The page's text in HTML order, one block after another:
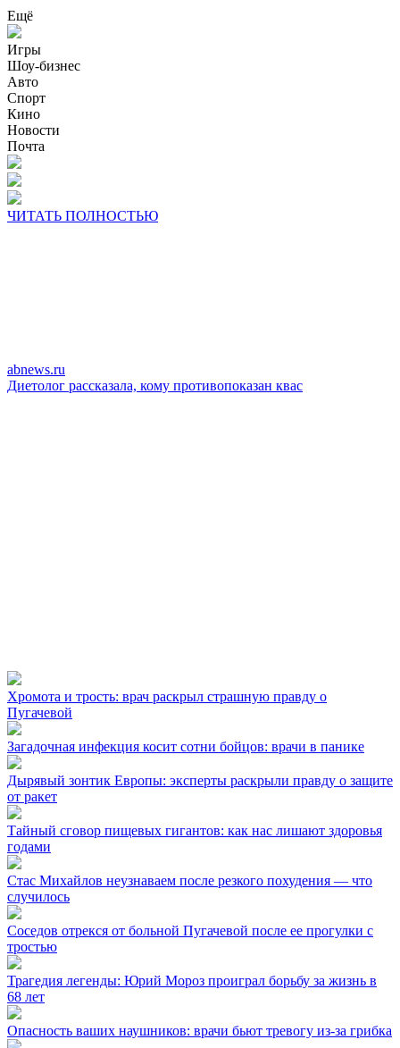
Ещё
Игры
Шоу-бизнес
Авто
Спорт
Кино
Новости
Почта
ЧИТАТЬ ПОЛНОСТЬЮ
abnews.ru
Диетолог рассказала, кому противопоказан квас
Хромота и трость: врач раскрыл страшную правду о
Пугачевой
Загадочная инфекция косит сотни бойцов: врачи в панике
Дырявый зонтик Европы: эксперты раскрыли правду о защите
от ракет
Тайный сговор пищевых гигантов: как нас лишают здоровья
годами
Стас Михайлов неузнаваем после резкого похудения — что
случилось
Соседов отрекся от больной Пугачевой после ее прогулки с
тростью
Трагедия легенды: Юрий Мороз проиграл борьбу за жизнь в
68 лет
Опасность ваших наушников: врачи бьют тревогу из-за грибка